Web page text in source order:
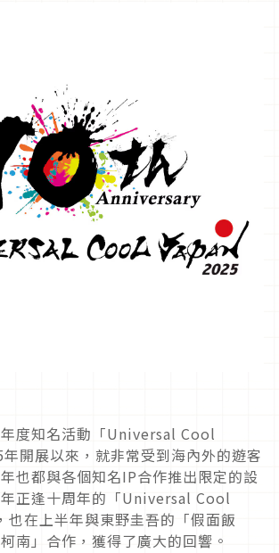
度知名活動「Universal Cool
年開展以來，就非常受到海內外的遊客
也都與各個知名IP合作推出限定的設
正逢十周年的「Universal Cool
也在上半年與東野圭吾的「假面飯
南」合作，獲得了廣大的回響。